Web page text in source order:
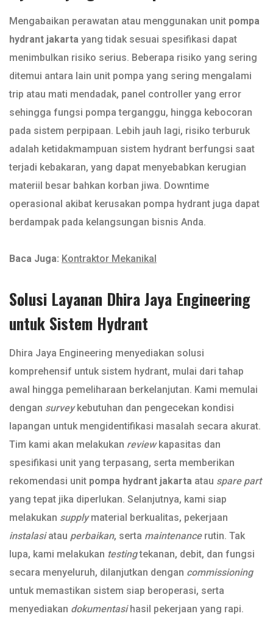
Mengabaikan perawatan atau menggunakan unit pompa
hydrant jakarta yang tidak sesuai spesifikasi dapat
menimbulkan risiko serius. Beberapa risiko yang sering
ditemui antara lain unit pompa yang sering mengalami
trip atau mati mendadak, panel controller yang error
sehingga fungsi pompa terganggu, hingga kebocoran
pada sistem perpipaan. Lebih jauh lagi, risiko terburuk
adalah ketidakmampuan sistem hydrant berfungsi saat
terjadi kebakaran, yang dapat menyebabkan kerugian
materiil besar bahkan korban jiwa. Downtime
operasional akibat kerusakan pompa hydrant juga dapat
berdampak pada kelangsungan bisnis Anda.
Baca Juga: Kontraktor Mekanikal
Solusi Layanan Dhira Jaya Engineering
untuk Sistem Hydrant
Dhira Jaya Engineering menyediakan solusi
komprehensif untuk sistem hydrant, mulai dari tahap
awal hingga pemeliharaan berkelanjutan. Kami memulai
dengan surveykebutuhan dan pengecekan kondisi
lapangan untuk mengidentifikasi masalah secara akurat.
Tim kami akan melakukan reviewkapasitas dan
spesifikasi unit yang terpasang, serta memberikan
rekomendasi unit pompa hydrant jakarta atau spare part
yang tepat jika diperlukan. Selanjutnya, kami siap
melakukan supplymaterial berkualitas, pekerjaan
instalasiatau perbaikan, serta maintenance rutin. Tak
lupa, kami melakukan testingtekanan, debit, dan fungsi
secara menyeluruh, dilanjutkan dengan commissioning
untuk memastikan sistem siap beroperasi, serta
menyediakan dokumentasihasil pekerjaan yang rapi.